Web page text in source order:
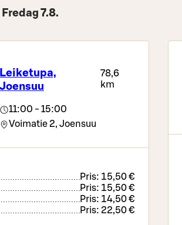
Fredag 7.8.
Leiketupa,
Joensuu
78,6
km
11:00 - 15:00
Voimatie 2, Joensuu
Pris: 15,50 €
Pris: 15,50 €
Pris: 14,50 €
Pris: 22,50 €